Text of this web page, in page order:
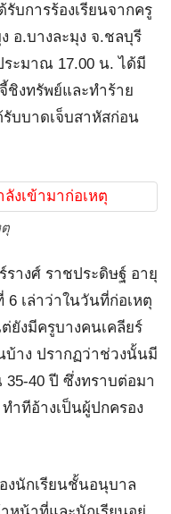
บการร้องเรียนจากครู
อ.บางละมุง จ.ชลบุรี
ระมาณ 17.00 น. ได้มี
ชิงทรัพย์และทำร้าย
รับบาดเจ็บสาหัสก่อน
างศ์ ราชประดิษฐ์ อายุ
เล่าว่าในวันที่ก่อเหตุ
ยังมีครูบางคนเคลียร์
บ้าง ปรากฏว่าช่วงนั้นมี
40 ปี ซึ่งทราบต่อมา
ำทีอ้างเป็นผู้ปกครอง
งนักเรียนชั้นอนุบาล